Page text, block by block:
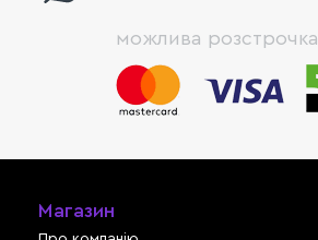
можлива розстрочка
Магазин